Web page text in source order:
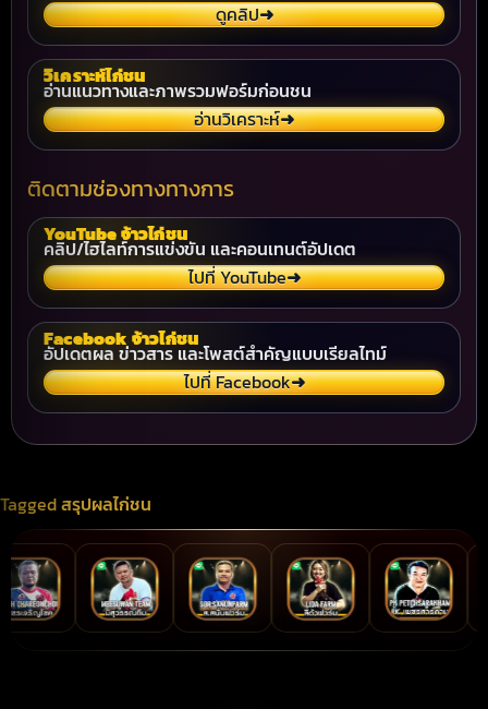
ดูคลิป➜
วิเคราะห์ไก่ชน
อ่านแนวทางและภาพรวมฟอร์มก่อนชน
อ่านวิเคราะห์➜
ติดตามช่องทางทางการ
YouTube จ้าวไก่ชน
คลิป/ไฮไลท์การแข่งขัน และคอนเทนต์อัปเดต
ไปที่ YouTube➜
Facebook จ้าวไก่ชน
อัปเดตผล ข่าวสาร และโพสต์สำคัญแบบเรียลไทม์
ไปที่ Facebook➜
Taggedสรุปผลไก่ชน